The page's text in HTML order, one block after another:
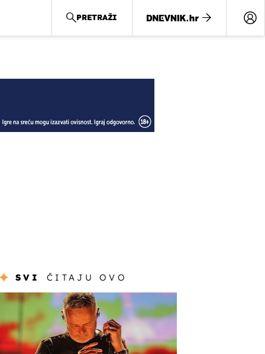
PRETRAŽI
SVI ČITAJU OVO